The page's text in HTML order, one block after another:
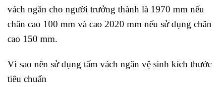
vách ngăn cho người trưởng thành là 1970 mm nếu
chân cao 100 mm và cao 2020 mm nếu sử dụng chân
cao 150 mm.
Vì sao nên sử dụng tấm vách ngăn vệ sinh kích thước
tiêu chuẩn